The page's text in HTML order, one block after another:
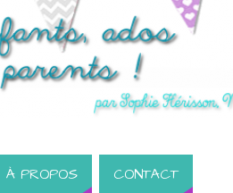
À PROPOS CONTACT